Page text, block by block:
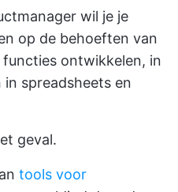
wil je je
op de behoeften van
ontwikkelen, in
spreadsheets en
geval.
tools voor